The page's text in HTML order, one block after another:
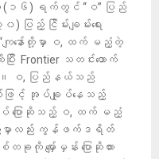
၆) ရက်တွင် “ဝ” ပြည်
ြည့် ငြိမ်းချမ်းရေး
ျနော်တို့မှာ ဝ, ထက် မညံ့တဲ့
Frontier သတင်းထောက်
သည်။ ဝ, ပြည်နယ်သည်
စ်ဖြင့် အုပ်ချုပ်နေသည့်
ပြောဆိုသည့် ဝ, ထက် မညံ့
မှာလည်း ကွန်ဖက်ဒရိတ်
ျှော်မှန်း ပြောဆိုထား